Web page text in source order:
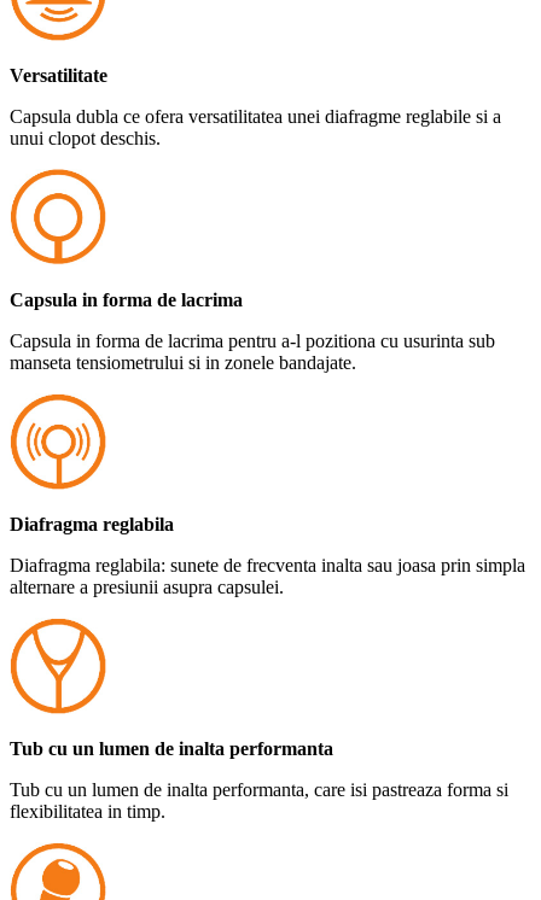
Versatilitate
Capsula dubla ce ofera versatilitatea unei diafragme reglabile si a
unui clopot deschis.
Capsula in forma de lacrima
Capsula in forma de lacrima pentru a-l pozitiona cu usurinta sub
manseta tensiometrului si in zonele bandajate.
Diafragma reglabila
Diafragma reglabila: sunete de frecventa inalta sau joasa prin simpla
alternare a presiunii asupra capsulei.
Tub cu un lumen de inalta performanta
Tub cu un lumen de inalta performanta, care isi pastreaza forma si
flexibilitatea in timp.